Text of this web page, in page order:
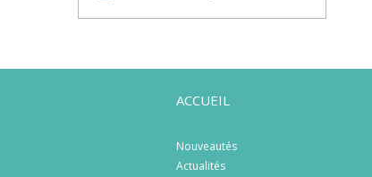
ACCUEIL
Nouveautés
Actualités